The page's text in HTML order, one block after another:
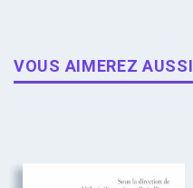
VOUS AIMEREZ AUSSI